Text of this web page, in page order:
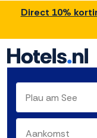
Direct 10%